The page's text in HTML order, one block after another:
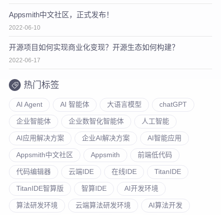
Appsmith中文社区，正式发布！
2022-06-10
开源项目如何实现商业化变现？开源生态如何构建？
2022-06-17
热门标签
AI Agent AI 智能体 大语言模型 chatGPT
企业智能体 企业数智化智能体 人工智能
AI应用解决方案 企业AI解决方案 AI智能应用
Appsmith中文社区 Appsmith 前端低代码
代码编辑器 云端IDE 在线IDE TitanIDE
TitanIDE智算版 智算IDE AI开发环境
算法研发环境 云端算法研发环境 AI算法开发